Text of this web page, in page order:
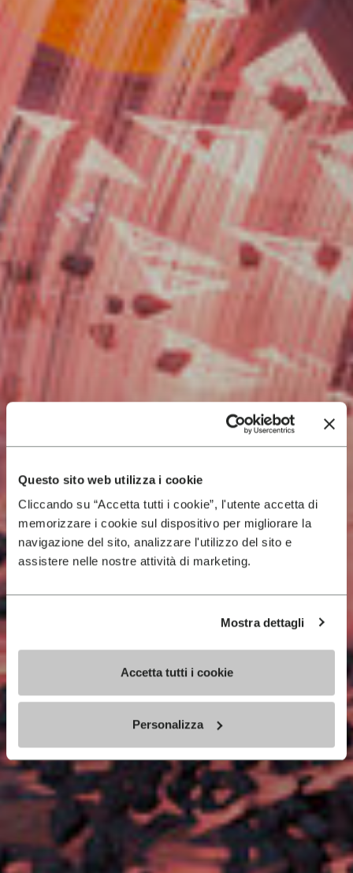
Questo sito web utilizza i cookie
Cliccando su “Accetta tutti i cookie”, l'utente accetta di
memorizzare i cookie sul dispositivo per migliorare la
navigazione del sito, analizzare l'utilizzo del sito e
assistere nelle nostre attività di marketing.
Mostra dettagli
Accetta tutti i cookie
Personalizza